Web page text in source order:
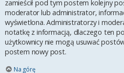
zamieścił pod tym postem kolejny
moderator lub administrator,
wyświetlona. Administratorzy i
notatkę z informacją, dlaczego ten
użytkownicy nie mogą usuwać
postem nowy post.
Na górę